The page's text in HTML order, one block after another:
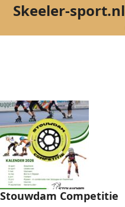
Skip
content
Skeeler-sport.nl
Open
Close
Stouwdam Competitie